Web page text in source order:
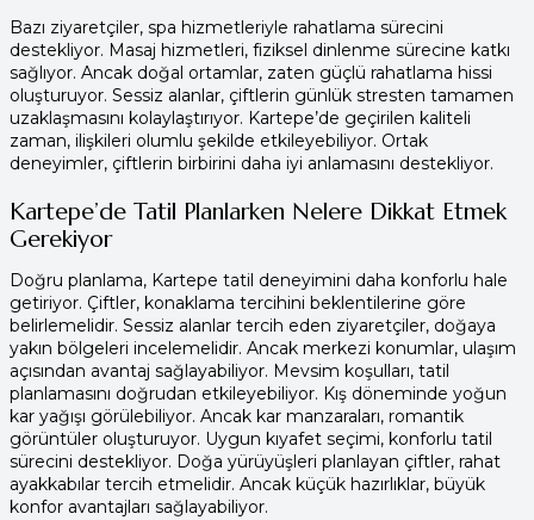
Bazı ziyaretçiler, spa hizmetleriyle rahatlama sürecini
destekliyor. Masaj hizmetleri, fiziksel dinlenme sürecine katkı
sağlıyor. Ancak doğal ortamlar, zaten güçlü rahatlama hissi
oluşturuyor. Sessiz alanlar, çiftlerin günlük stresten tamamen
uzaklaşmasını kolaylaştırıyor. Kartepe’de geçirilen kaliteli
zaman, ilişkileri olumlu şekilde etkileyebiliyor. Ortak
deneyimler, çiftlerin birbirini daha iyi anlamasını destekliyor.
Kartepe’de Tatil Planlarken Nelere Dikkat Etmek
Gerekiyor
Doğru planlama, Kartepe tatil deneyimini daha konforlu hale
getiriyor. Çiftler, konaklama tercihini beklentilerine göre
belirlemelidir. Sessiz alanlar tercih eden ziyaretçiler, doğaya
yakın bölgeleri incelemelidir. Ancak merkezi konumlar, ulaşım
açısından avantaj sağlayabiliyor. Mevsim koşulları, tatil
planlamasını doğrudan etkileyebiliyor. Kış döneminde yoğun
kar yağışı görülebiliyor. Ancak kar manzaraları, romantik
görüntüler oluşturuyor. Uygun kıyafet seçimi, konforlu tatil
sürecini destekliyor. Doğa yürüyüşleri planlayan çiftler, rahat
ayakkabılar tercih etmelidir. Ancak küçük hazırlıklar, büyük
konfor avantajları sağlayabiliyor.